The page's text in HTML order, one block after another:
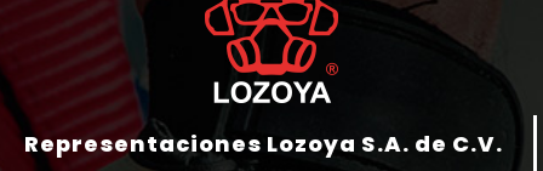
Representaciones Lozoya S.A. de C.V.